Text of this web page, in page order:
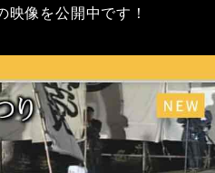
映像を公開中です！